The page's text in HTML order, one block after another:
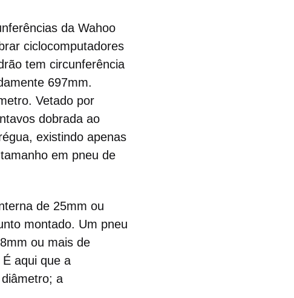
da Wahoo
ciclocomputadores
tem circunferência
697mm.
Vetado por
dobrada ao
existindo apenas
em pneu de
de 25mm ou
montado. Um pneu
ou mais de
aqui que a
a